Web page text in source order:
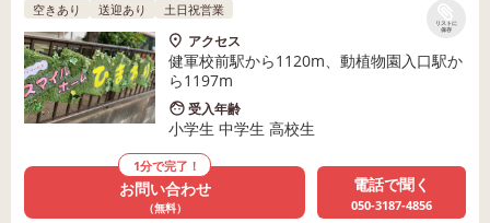
リストに
保存
空きあり 送迎あり 土日祝営業
アクセス
健軍校前駅から1120m、動植物園入口駅か
ら1197m
受入年齢
小学生 中学生 高校生
1分で完了！
お問い合わせ
（無料）
電話で聞く
050-3187-4856